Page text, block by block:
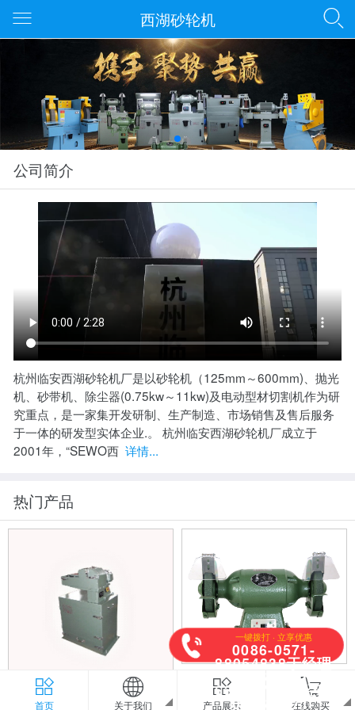
西湖砂轮机
公司简介
杭州临安西湖砂轮机厂是以砂轮机（125mm～600mm)、抛光
机、砂带机、除尘器(0.75kw～11kw)及电动型材切割机作为研
究重点，是一家集开发研制、生产制造、市场销售及售后服务
于一体的研发型实体企业.。 杭州临安西湖砂轮机厂成立于
2001年，“SEWO西 详情...
热门产品
台式砂轮机系列
一键拨打 · 立享优惠
0086-0571-
88054838于经理
0086-0571-
63882799周经理
0086-0571-
首页 关于我们 产品展示 在线购买